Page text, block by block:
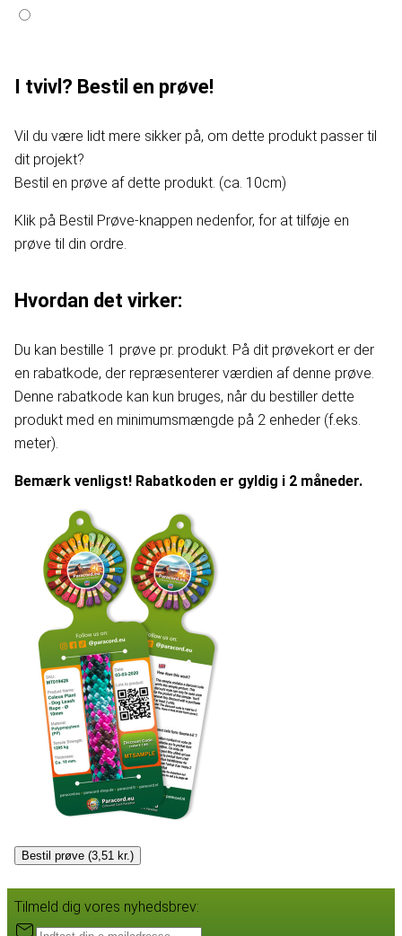
I tvivl? Bestil en prøve!
Vil du være lidt mere sikker på, om dette produkt passer til
dit projekt?
Bestil en prøve af dette produkt. (ca. 10cm)
Klik på Bestil Prøve-knappen nedenfor, for at tilføje en
prøve til din ordre.
Hvordan det virker:
Du kan bestille 1 prøve pr. produkt. På dit prøvekort er der
en rabatkode, der repræsenterer værdien af denne prøve.
Denne rabatkode kan kun bruges, når du bestiller dette
produkt med en minimumsmængde på 2 enheder (f.eks.
meter).
Bemærk venligst! Rabatkoden er gyldig i 2 måneder.
Bestil prøve (3,51 kr.)
Tilmeld dig vores nyhedsbrev: